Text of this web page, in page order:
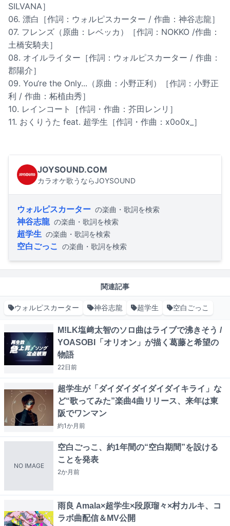
SILVANA］
06. 漂白［作詞：ウォルピスカーター / 作曲：神谷志龍］
07. フレンズ（原曲：レベッカ）［作詞：NOKKO /作曲：
土橋安騎夫］
08. オイルライター［作詞：ウォルピスカーター / 作曲：
郡陽介］
09. You‘re the Only...（原曲：小野正利）［作詞：小野正
利 / 作曲：柘植由秀］
10. レインコート［作詞・作曲：芥田レンリ］
11. おくりうた feat. 超学生［作詞・作曲：x0o0x_］
JOYSOUND.COM
カラオケ歌うならJOYSOUND
ウォルピスカーター の楽曲・歌詞を検索
神谷志龍 の楽曲・歌詞を検索
超学生 の楽曲・歌詞を検索
空白ごっこ の楽曲・歌詞を検索
関連記事
ウォルピスカーター 神谷志龍 超学生 空白ごっこ
M!LK塩﨑太智のソロ曲はライブで沸きそう /
YOASOBI「オリオン」が描く葛藤と希望の
物語
22日前
超学生が「ダイダイダイダイダイキライ」な
ど“歌ってみた”楽曲4曲リリース、来年は東
阪でワンマン
約1か月前
NO IMAGE
空白ごっこ、約1年間の“空白期間”を設ける
ことを発表
2か月前
雨良 Amala×超学生×段原瑠々×村カルキ、コ
ラボ曲配信＆MV公開